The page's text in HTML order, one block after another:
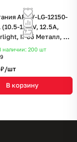
ARPV-LG-12150-
(10.5-13.5V, 12.5A,
IP65 Металл, 5
наличии: 200 шт
₽/шт
В корзину